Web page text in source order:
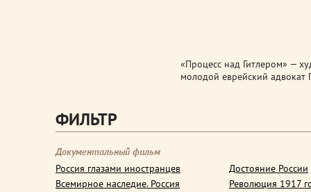
«Процесс над Гитлером» —
молодой еврейский адвокат
ФИЛЬТР
Документальный фильм
Россия глазами иностранцев
Всемирное наследие. Россия
Достояние России
Революция 1917